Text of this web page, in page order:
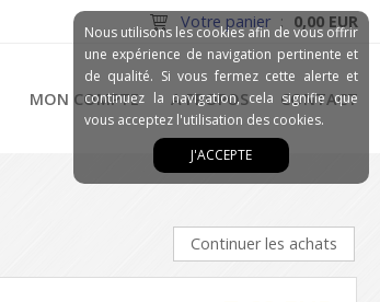
Votre panier : 0,00 EUR
MON COMPTE A PROPOS CONTACT
Continuer les achats
Nous utilisons les cookies afin de vous offrir
une expérience de navigation pertinente et
de qualité. Si vous fermez cette alerte et
continuez la navigation, cela signifie que
vous acceptez l'utilisation des cookies.
J'ACCEPTE